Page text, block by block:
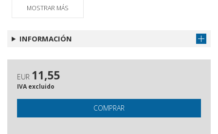
MOSTRAR MÁS
INFORMACIÓN
EUR 11,55
IVA excluido
COMPRAR